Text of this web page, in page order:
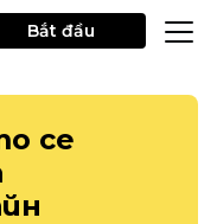
Bắt đầu
се